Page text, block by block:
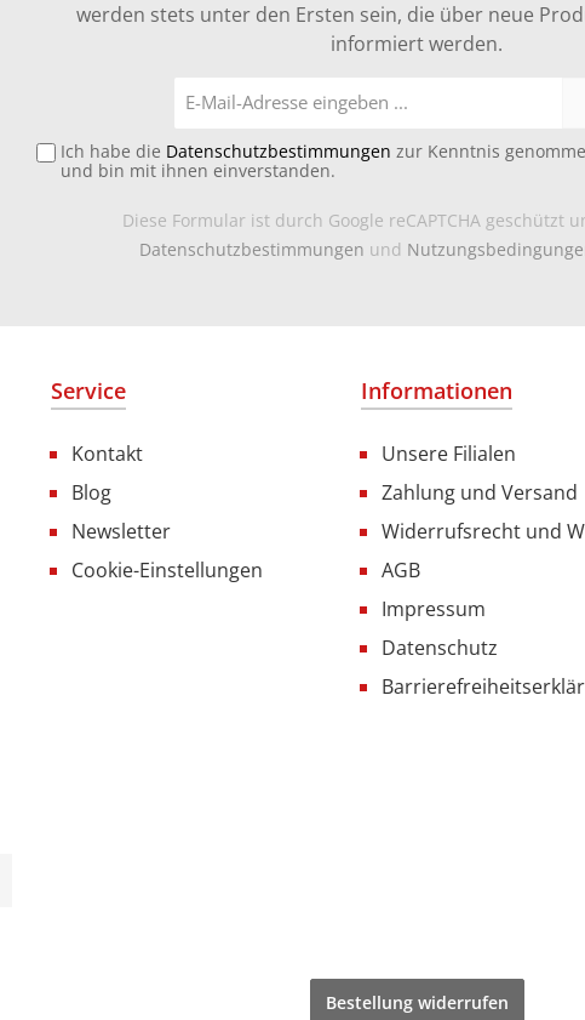
werden stets unter den Ersten sein, die über neue
informiert werden.
Mail-
Ich habe die Datenschutzbestimmungen zur Kenntnis
und bin mit ihnen einverstanden.
Diese Formular ist durch Google reCAPTCHA geschützt
Datenschutzbestimmungen und
Service
Kontakt
Blog
Newsletter
Cookie-Einstellungen
Informationen
Unsere Filialen
Zahlung und Versand
Widerrufsrecht und
AGB
Impressum
Datenschutz
Bestellung widerrufen